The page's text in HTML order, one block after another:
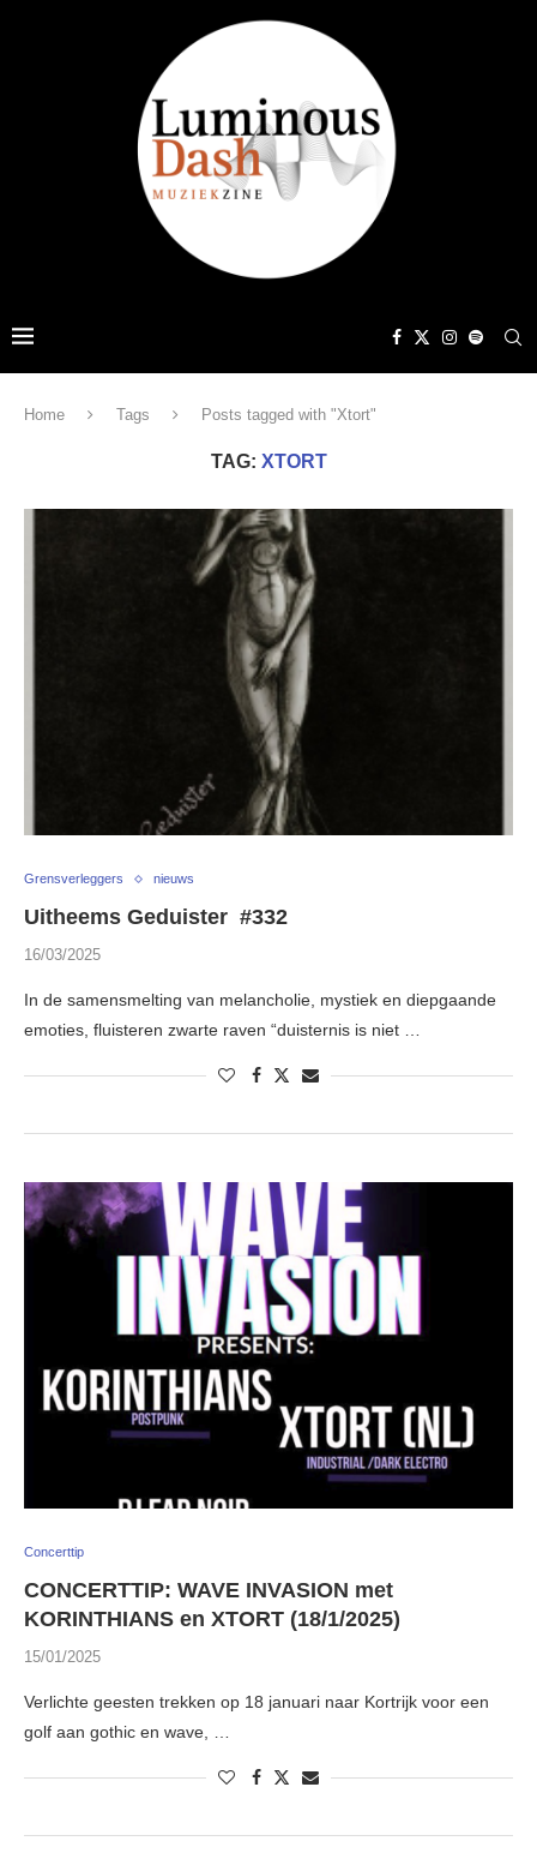
Home Tags Posts tagged with "Xtort"
TAG: XTORT
Grensverleggers nieuws
Uitheems Geduister #332
16/03/2025
In de samensmelting van melancholie, mystiek en diepgaande
emoties, fluisteren zwarte raven “duisternis is niet …
Concerttip
CONCERTTIP: WAVE INVASION met
KORINTHIANS en XTORT (18/1/2025)
15/01/2025
Verlichte geesten trekken op 18 januari naar Kortrijk voor een
golf aan gothic en wave, …